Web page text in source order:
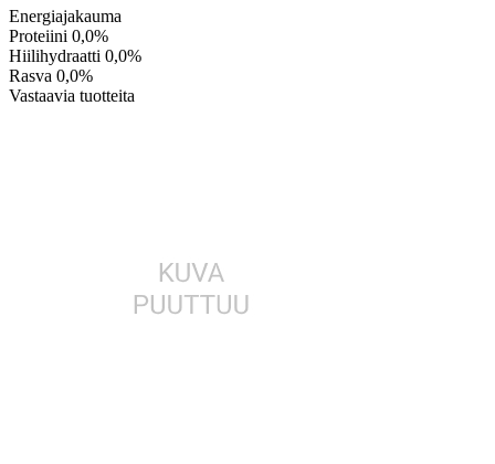
Energiajakauma
Proteiini 0,0%
Hiilihydraatti 0,0%
Rasva 0,0%
Vastaavia tuotteita